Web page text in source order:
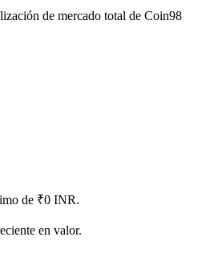
de mercado total de Coin98
de ₹0 INR.
en valor.